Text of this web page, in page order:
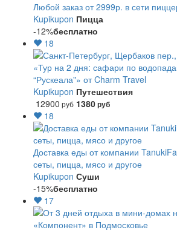
Любой заказ от 2999р. в сети
Kupikupon Пицца
-12%бесплатно
18
«Тур на 2 дня: сафари по
“Рускеала"» от Charm Travel
Kupikupon Путешествия
12900 руб 1380руб
18
Доставка еды от компании
сеты, пицца, мясо и другое
Kupikupon Суши
-15%бесплатно
17